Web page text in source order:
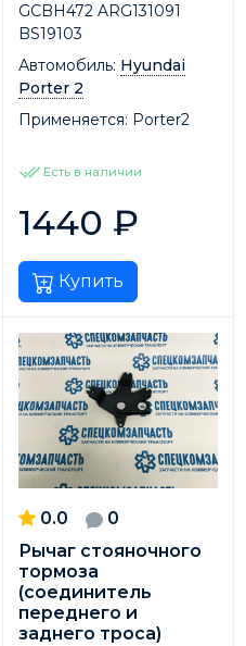
GCBH472 ARG131091
BS19103
Автомобиль: Hyundai
Porter 2
Применяется: Porter2
Есть в наличии
1440 ₽
Купить
0.0
0
Рычаг стояночного
тормоза
(соединитель
переднего и
заднего троса)